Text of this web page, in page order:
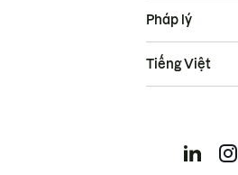
Pháp lý
Tiếng Việt